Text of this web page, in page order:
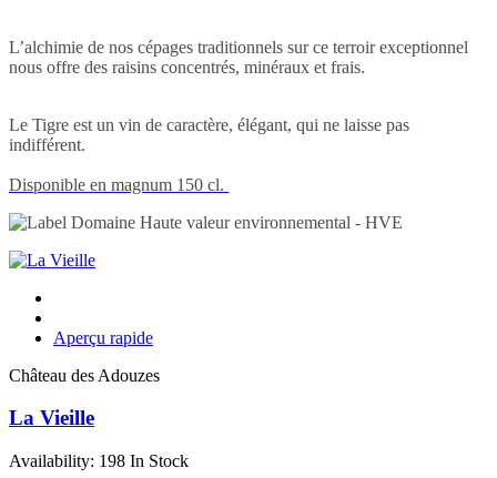
L’alchimie de nos cépages traditionnels sur ce terroir exceptionnel
nous offre des raisins concentrés, minéraux et frais.
Le Tigre est un vin de caractère, élégant, qui ne laisse pas
indifférent.
Disponible en magnum 150 cl.
Aperçu rapide
Château des Adouzes
La Vieille
Availability: 198 In Stock